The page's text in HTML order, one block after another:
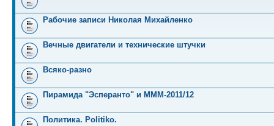
Рабочие записи Николая Михайленко
Вечные двигатели и технические штучки
Всяко-разно
Пирамида "Эсперанто" и MMM-2011/12
Политика. Politiko.